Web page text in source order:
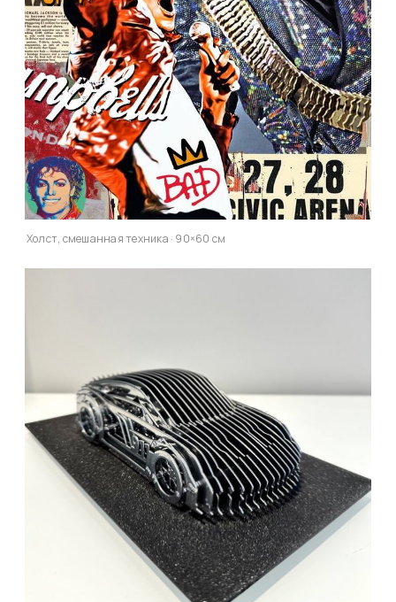
Холст, смешанная техника · 90×60 см